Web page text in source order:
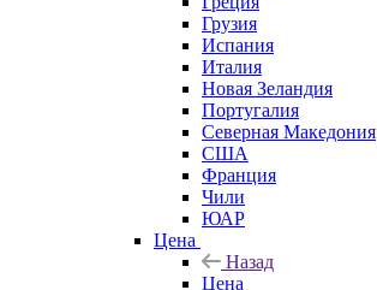
Грузия
Испания
Италия
Новая Зеландия
Португалия
Северная Македония
США
Франция
Чили
ЮАР
Цена
Назад
Цена